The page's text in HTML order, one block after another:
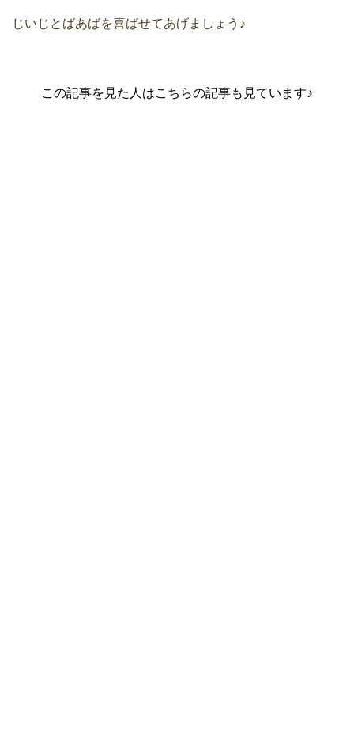
じいじとばあばを喜ばせてあげましょう♪
この記事を見た人はこちらの記事も見ています♪